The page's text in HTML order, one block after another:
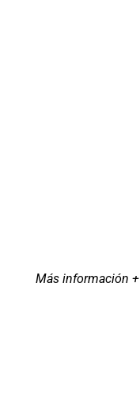
Más información +